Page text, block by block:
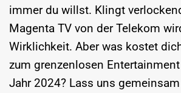
immer du willst. Klingt
Magenta TV von der Telekom
Wirklichkeit. Aber was kostet
zum grenzenlosen
Jahr 2024? Lass uns